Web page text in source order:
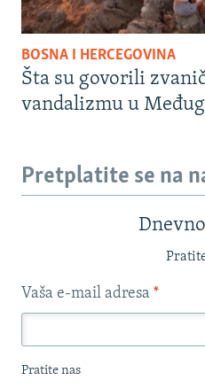
BOSNA I HERCEGOVINA
Šta su govorili
vandalizmu u
Pretplatite se na
Vaša e-mail adresa *
Pratite nas